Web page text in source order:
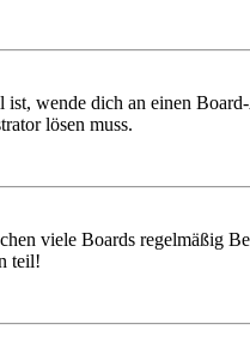
wende dich an einen
lösen muss.
viele Boards regelmäßig
teil!